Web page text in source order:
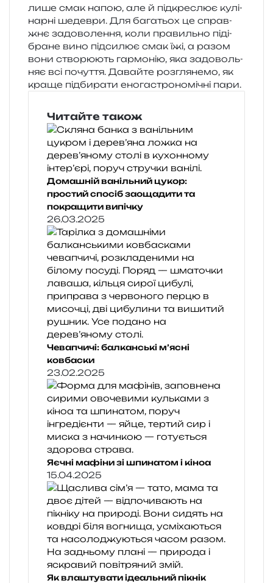
лише смак напою, але й під­кре­слює кулі­
нар­ні шедев­ри. Для бага­тьох це справ­
жнє задо­во­ле­н­ня, коли пра­виль­но піді­
бра­не вино під­си­лює смак їжі, а разом
вони ство­рю­ють гар­мо­нію, яка задо­воль­
няє всі почу­т­тя. Давайте роз­гля­не­мо, як
краще під­би­ра­ти ено­га­стро­но­мі­чні пари.
Читайте також
Домашній ванільний цукор:
простий спосіб заощадити та
покращити випічку
26.03.2025
Чевапчичі: балканські м’ясні
ковбаски
23.02.2025
Яєчні мафіни зі шпинатом і кіноа
15.04.2025
Як влаштувати ідеальний пікнік